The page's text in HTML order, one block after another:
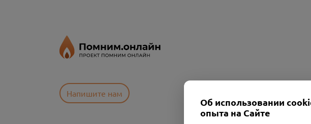
Напишите нам
Об использовании
опыта на Сайте